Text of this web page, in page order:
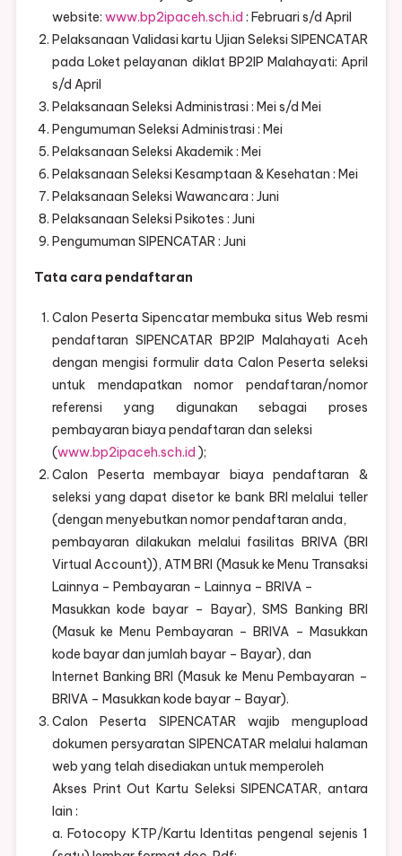
website: www.bp2ipaceh.sch.id : Februari s/d April
Pelaksanaan Validasi kartu Ujian Seleksi SIPENCATAR
pada Loket pelayanan diklat BP2IP Malahayati: April
s/d April
Pelaksanaan Seleksi Administrasi : Mei s/d Mei
Pengumuman Seleksi Administrasi : Mei
Pelaksanaan Seleksi Akademik : Mei
Pelaksanaan Seleksi Kesamptaan & Kesehatan : Mei
Pelaksanaan Seleksi Wawancara : Juni
Pelaksanaan Seleksi Psikotes : Juni
Pengumuman SIPENCATAR : Juni
Tata cara pendaftaran
Calon Peserta Sipencatar membuka situs Web resmi
pendaftaran SIPENCATAR BP2IP Malahayati Aceh
dengan mengisi formulir data Calon Peserta seleksi
untuk mendapatkan nomor pendaftaran/nomor
referensi yang digunakan sebagai proses
pembayaran biaya pendaftaran dan seleksi
(www.bp2ipaceh.sch.id );
Calon Peserta membayar biaya pendaftaran &
seleksi yang dapat disetor ke bank BRI melalui teller
(dengan menyebutkan nomor pendaftaran anda,
pembayaran dilakukan melalui fasilitas BRIVA (BRI
Virtual Account)), ATM BRI (Masuk ke Menu Transaksi
Lainnya – Pembayaran – Lainnya – BRIVA –
Masukkan kode bayar – Bayar), SMS Banking BRI
(Masuk ke Menu Pembayaran – BRIVA – Masukkan
kode bayar dan jumlah bayar – Bayar), dan
Internet Banking BRI (Masuk ke Menu Pembayaran –
BRIVA – Masukkan kode bayar – Bayar).
Calon Peserta SIPENCATAR wajib mengupload
dokumen persyaratan SIPENCATAR melalui halaman
web yang telah disediakan untuk memperoleh
Akses Print Out Kartu Seleksi SIPENCATAR, antara
lain :
a. Fotocopy KTP/Kartu Identitas pengenal sejenis 1